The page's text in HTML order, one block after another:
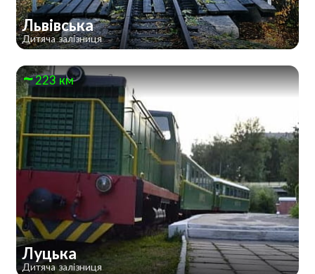
Львівська
Дитяча залізниця
223 км
Луцька
Дитяча залізниця